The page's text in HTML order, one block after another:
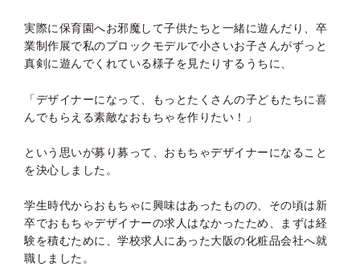
実際に保育園へお邪魔して子供たちと一緒に遊んだり、卒
業制作展で私のブロックモデルで小さいお子さんがずっと
真剣に遊んでくれている様子を見たりするうちに、
「デザイナーになって、もっとたくさんの子どもたちに喜
んでもらえる素敵なおもちゃを作りたい！」
という思いが募り募って、おもちゃデザイナーになること
を決心しました。
学生時代からおもちゃに興味はあったものの、その頃は新
卒でおもちゃデザイナーの求人はなかったため、まずは経
験を積むために、学校求人にあった大阪の化粧品会社へ就
職しました。